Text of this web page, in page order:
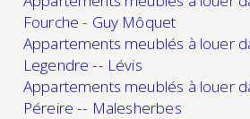
Fourche - Guy Môquet
Appartements meublés à louer
Legendre -- Lévis
Appartements meublés à louer
Péreire -- Malesherbes